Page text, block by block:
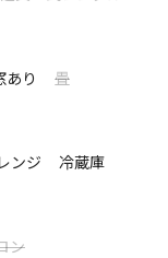
あり 畳
ンジ 冷蔵庫
ン